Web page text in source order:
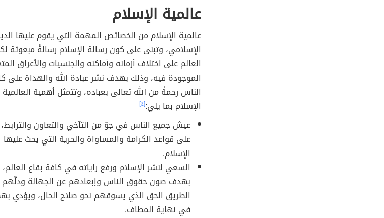
عالمية الإسلام
عالمية الإسلام من الخصائص المهمة التي يقوم عليها
الإسلامي، وتبنى على كون رسالة الإسلام رسالةً مبعوثة
العالم على اختلاف أزمانه وأماكنه والجنسيات والأعراق
الموجودة فيه، وذلك بهدف نشر عبادة الله والهداة على
الناس رحمةً من الله تعالى بعباده، وتتمثل أهمية
الإسلام بما يلي:[٤]
عيش جميع الناس في جوّ من التآخي والتعاون والترابط،
على قواعد الكرامة والمساواة والحرية التي يحث عليها
الإسلام.
السعي لنشر الإسلام ورفع راياته في كافة بقاع
بهدف صون حقوق الناس وإبعادهم عن الجهالة
الطريق الحق الذي يسوقهم نحو صلاح الحال، ويؤدي
في نهاية المطاف.